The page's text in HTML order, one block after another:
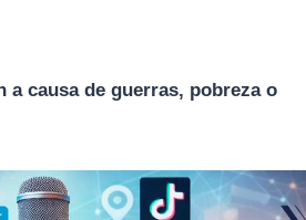
a causa de guerras, pobreza o